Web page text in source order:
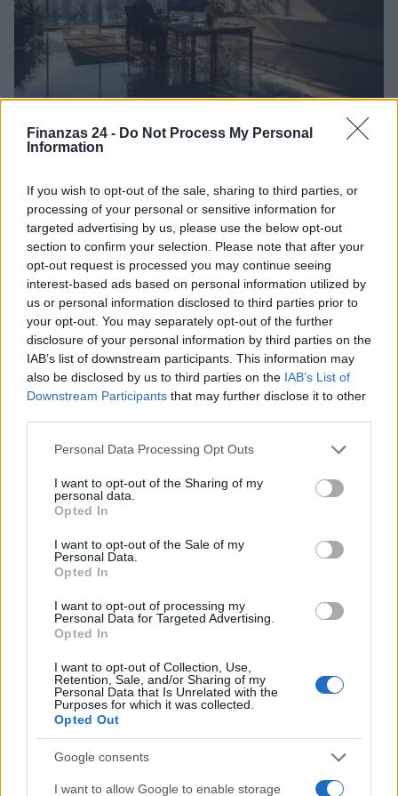
Finanzas 24 - Do Not Process My Personal
Information
If you wish to opt-out of the sale, sharing to third parties, or
processing of your personal or sensitive information for
targeted advertising by us, please use the below opt-out
section to confirm your selection. Please note that after your
opt-out request is processed you may continue seeing
interest-based ads based on personal information utilized by
us or personal information disclosed to third parties prior to
your opt-out. You may separately opt-out of the further
disclosure of your personal information by third parties on the
IAB’s list of downstream participants. This information may
also be disclosed by us to third parties on the IAB’s List of
Downstream Participants that may further disclose it to other
Please note that this website/app uses one or more Google
not limited to your visit or usage behaviour. You may click to
grant or deny consent to Google and its third-party tags to
use your data for below specified purposes in below Google
consent section.
Personal Data Processing Opt Outs
I want to opt-out of the Sharing of my
personal data.
Opted In
I want to opt-out of the Sale of my
Personal Data.
Opted In
I want to opt-out of processing my
Personal Data for Targeted Advertising.
Opted In
I want to opt-out of Collection, Use,
Retention, Sale, and/or Sharing of my
Personal Data that Is Unrelated with the
Purposes for which it was collected.
Opted Out
Google consents
I want to allow Google to enable storage
Cómo la inteligencia artificial transforma la gestión financiera
personal
FINANZAS
Cómo gestionar tus finanzas con el método 50/30/20 y más
Marta Ruiz · 7 Ago 2026
FINANZAS
El empresario José Elías analiza el mercado inmobiliario y sus
consecuencias en la jubilación